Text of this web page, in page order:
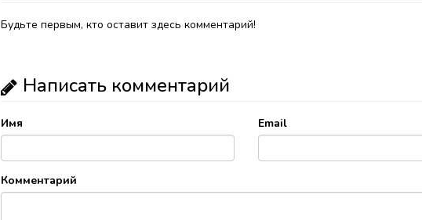
Будьте первым, кто оставит здесь комментарий!
Написать комментарий
Имя Email
Комментарий